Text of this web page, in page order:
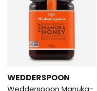
WEDDERSPOON
Wedderspoon Manuka-